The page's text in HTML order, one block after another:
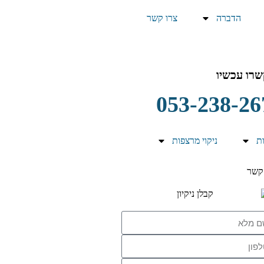
הדברה צרו קשר
עכשיו
053-238-
ניקוי מרצפות
קשר